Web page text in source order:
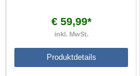
€ 59,99*
inkl. MwSt.
Produktdetails